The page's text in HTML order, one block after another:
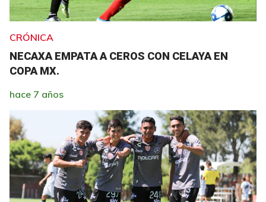
CRÓNICA
NECAXA EMPATA A CEROS CON CELAYA EN
COPA MX.
hace 7 años